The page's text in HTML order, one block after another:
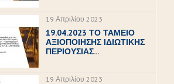
19 Απριλίου 2023
19.04.2023 ΤΟ ΤΑΜΕΙΟ
ΑΞΙΟΠΟΙΗΣΗΣ ΙΔΙΩΤΙΚΗΣ
ΠΕΡΙΟΥΣΙΑΣ...
19 Απριλίου 2023